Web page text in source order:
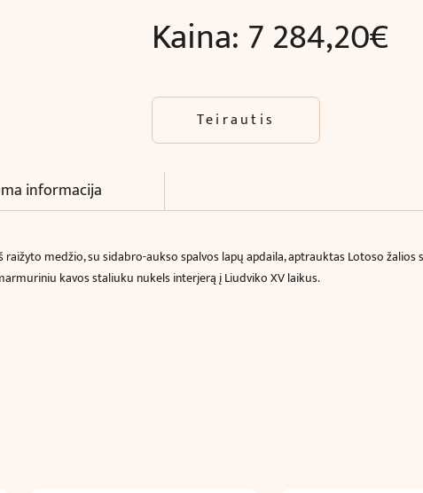
Kaina: 7 284,20€
Teirautis
informacija
medžio, su sidabro-aukso spalvos lapų apdaila, aptrauktas Lotoso
kavos staliuku nukels interjerą į Liudviko XV laikus.